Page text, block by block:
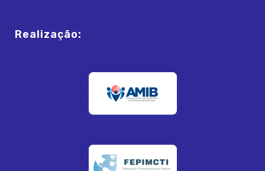
Realização: